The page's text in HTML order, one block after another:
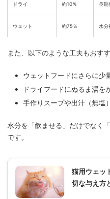
ドライ 約10％ 長期
ウェット 約75％ 水分
また、以下のような工夫もおすす
ウェットフードにさらに少
ドライフードにぬるま湯を
手作りスープや出汁（無塩
水分を「飲ませる」だけでなく
です。
猫用ウェッ
切な与え方